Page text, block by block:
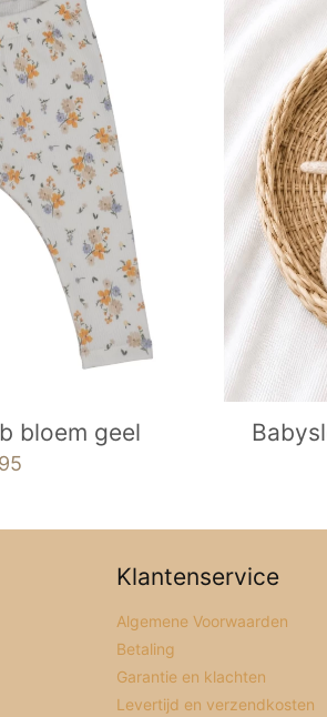
bloem geel
Klantenservice
Algemene Voorwaarden
Betaling
Garantie en klachten
Levertijd en verzendkosten